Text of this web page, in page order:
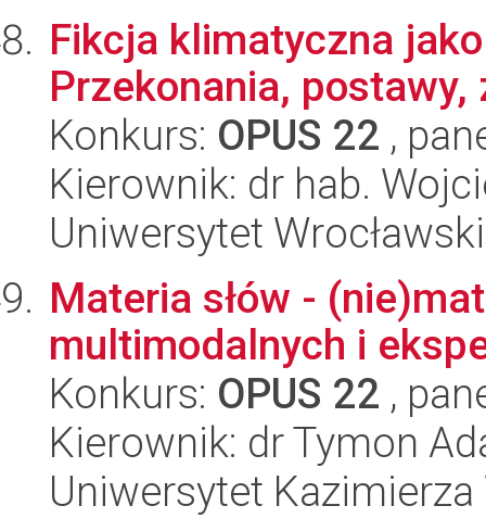
Fikcja klimatyczna
Przekonania, postawy,
Konkurs: OPUS 22 ,
Kierownik: dr hab.
Uniwersytet
Materia słów -
multimodalnych i
Konkurs: OPUS 22 ,
Kierownik: dr Tymon
Uniwersytet